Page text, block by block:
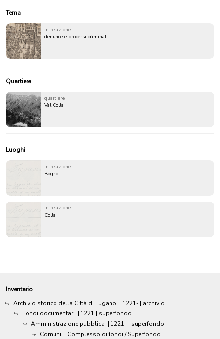
Tema
in relazione
denunce e processi criminali
Quartiere
quartiere
Val Colla
Luoghi
in relazione
Bogno
in relazione
Colla
Inventario
Archivio storico della Città di Lugano | 1221- | archivio
Fondi documentari | 1221 | superfondo
Amministrazione pubblica | 1221- | superfondo
Comuni | Complesso di fondi / Superfondo